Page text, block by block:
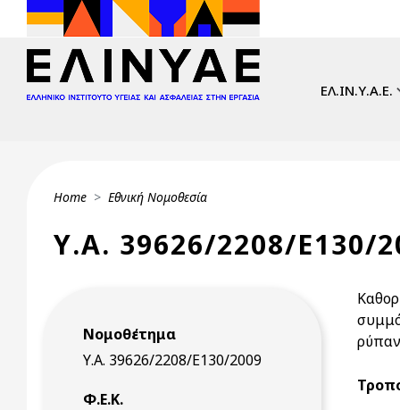
Skip to main content
ΕΛ.ΙΝ.Υ.Α.Ε.
Breadcrumb
Home Εθνική Νομοθεσία
Υ.Α. 39626/2208/Ε130/
Νομοθέτημα
Υ.Α. 39626/2208/Ε130/2009
Φ.Ε.Κ.